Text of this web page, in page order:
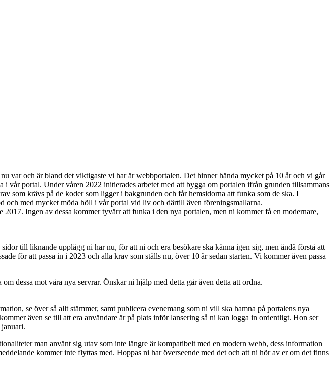
var och är bland det viktigaste vi har är webbportalen. Det hinner hända mycket på 10 år och vi går
portal. Under våren 2022 initierades arbetet med att bygga om portalen ifrån grunden tillsammans
som krävs på de koder som ligger i bakgrunden och får hemsidorna att funka som de ska. I
och med mycket möda höll i vår portal vid liv och därtill även föreningsmallarna.
Ingen av dessa kommer tyvärr att funka i den nya portalen, men ni kommer få en modernare,
till liknande upplägg ni har nu, för att ni och era besökare ska känna igen sig, men ändå förstå att
för att passa in i 2023 och alla krav som ställs nu, över 10 år sedan starten. Vi kommer även passa
dessa mot våra nya servrar. Önskar ni hjälp med detta går även detta att ordna.
se över så allt stämmer, samt publicera evenemang som ni vill ska hamna på portalens nya
även se till att era användare är på plats inför lansering så ni kan logga in ordentligt. Hon ser
man använt sig utav som inte längre är kompatibelt med en modern webb, dess information
kommer inte flyttas med. Hoppas ni har överseende med det och att ni hör av er om det finns